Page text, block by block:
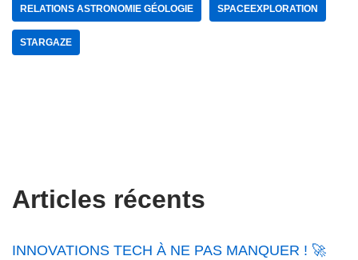
RELATIONS ASTRONOMIE GÉOLOGIE SPACEEXPLORATION
STARGAZE
Articles récents
INNOVATIONS TECH À NE PAS MANQUER ! 🚀